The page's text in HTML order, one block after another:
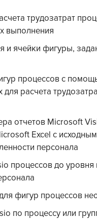
трудозатрат
выполнения
и ячейки фигуры,
процессов с
расчета
отчетов Microsoft
Excel c
персонала
процессов до уровня
фигур процессов
по процессу или